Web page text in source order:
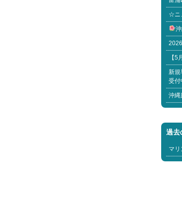
☆ニ
【5
新
受付
沖縄
過去
マ